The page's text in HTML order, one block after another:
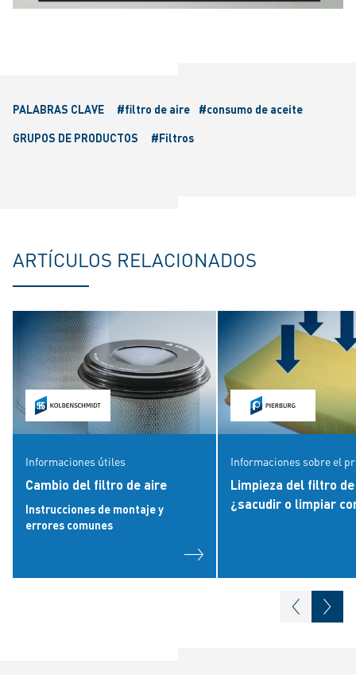
PALABRAS CLAVE #filtro de aire
#consumo de aceite
GRUPOS DE PRODUCTOS
#Filtros
ARTÍCULOS RELACIONADOS
Informaciones útiles
Cambio del filtro de aire
Instrucciones de montaje y
errores comunes
Informaciones sobre el
Limpieza del filtro
¿sacudir o limpiar